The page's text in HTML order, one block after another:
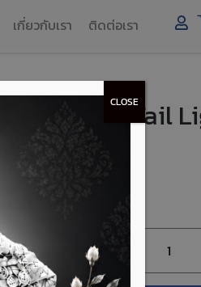
เกี่ยวกับเรา ติดต่อเรา
งขวา (Ford Tail
CLOSE